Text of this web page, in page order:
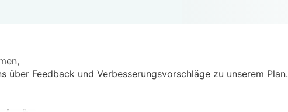
über Feedback und Verbesserungsvorschläge zu unserem Plan.